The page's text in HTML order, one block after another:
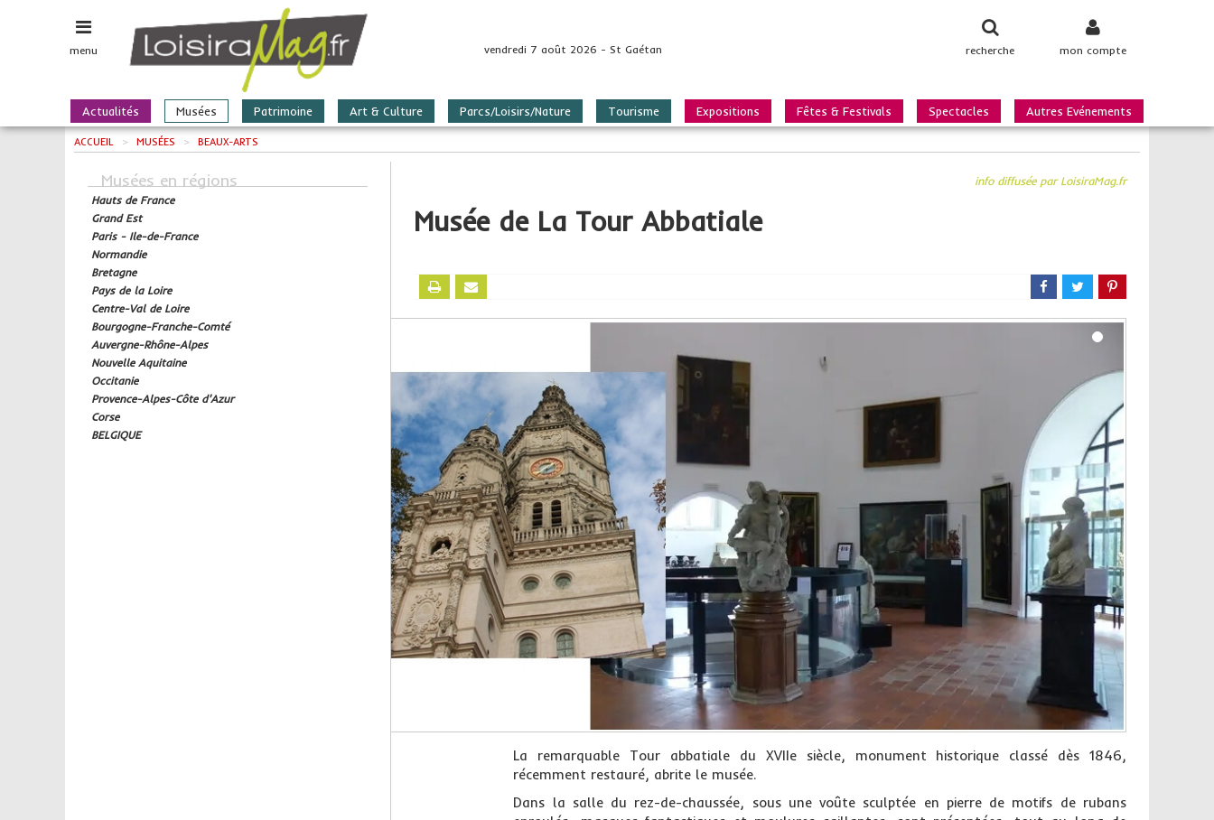
menu mon compte
recherche
vendredi 7 août 2026 - St Gaétan
Actualités Musées Patrimoine Art & Culture Parcs/Loisirs/Nature Tourisme Expositions Fêtes & Festivals Spectacles Autres Evénements
ACCUEIL > MUSÉES > BEAUX-ARTS
info diffusée par LoisiraMag.fr
Musée de La Tour Abbatiale
La remarquable Tour abbatiale du XVIIe siècle, monument historique classé dès 1846,
récemment restauré, abrite le musée.
Dans la salle du rez-de-chaussée, sous une voûte sculptée en pierre de motifs de rubans
Musées en régions
Hauts de France
Grand Est
Paris - Ile-de-France
Normandie
Bretagne
Pays de la Loire
Centre-Val de Loire
Bourgogne-Franche-Comté
Auvergne-Rhône-Alpes
Nouvelle Aquitaine
Occitanie
Provence-Alpes-Côte d'Azur
Corse
BELGIQUE